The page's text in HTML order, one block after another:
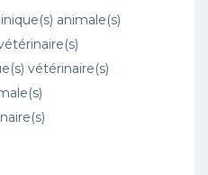
animale(s)
vétérinaire(s)